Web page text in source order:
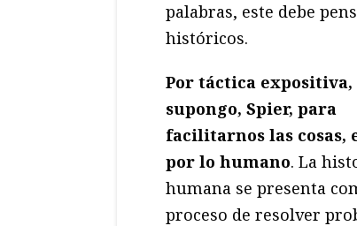
palabras, este debe
históricos.
Por táctica expositiva,
supongo, Spier, para
facilitarnos las cosas,
por lo humano. La
humana se presenta
proceso de resolver